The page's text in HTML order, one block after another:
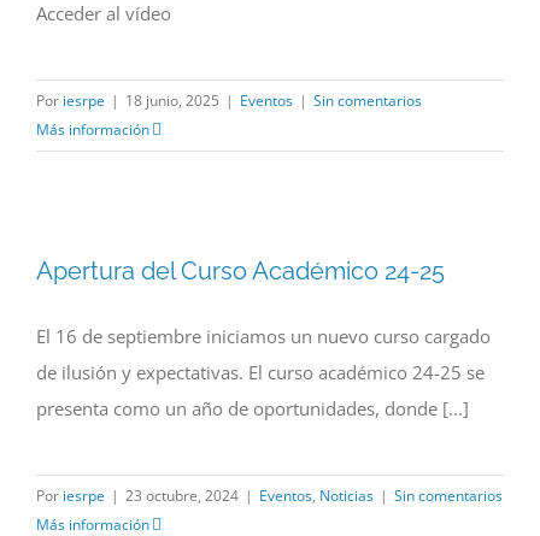
Acceder al vídeo
Por iesrpe | 18 junio, 2025 | Eventos | Sin comentarios
Más información
Apertura del Curso Académico 24-25
El 16 de septiembre iniciamos un nuevo curso cargado
de ilusión y expectativas. El curso académico 24-25 se
presenta como un año de oportunidades, donde [...]
Por iesrpe | 23 octubre, 2024 | Eventos, Noticias | Sin comentarios
Más información